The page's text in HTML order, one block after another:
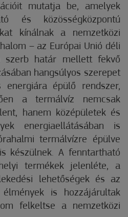
mutatja be, amelyek
és közösségközpontú
kínálnak a nemzetközi
– az Európai Unió déli
szerb határ mellett fekvő
hangsúlyos szerepet
energiára épülő rendszer,
a termálvíz nemcsak
hanem középületek és
energiaellátásában is
termálvízre épülve
készülnek. A fenntartható
termékek jelenléte, a
lehetőségek és az
élmények is hozzájárultak
felkeltse a nemzetközi